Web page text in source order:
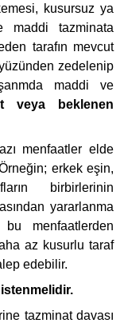
kusursuz ya
tazminata
tarafın mevcut
zedelenip
maddi ve
veya beklenen
menfaatler elde
erkek eşin,
birbirlerinin
yararlanma
menfaatlerden
az kusurlu taraf
edebilir.
tazminat davası